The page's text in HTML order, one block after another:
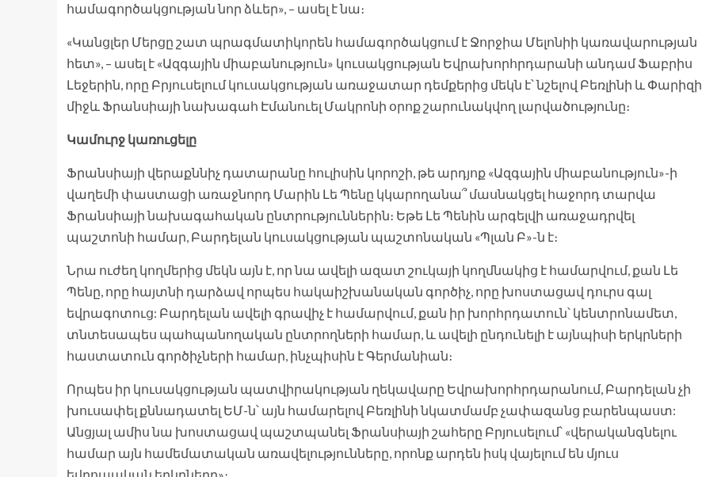
համագործակցության նոր ձևեր», – ասել է նա։
«Կանցլեր Մերցը շատ պրագմատիկորեն համագործակցում է Ջորջիա Մելոնիի կառավարության
հետ», – ասել է «Ազգային միաբանություն» կուսակցության Եվրախորհրդարանի անդամ Ֆաբրիս
Լեջերին, որը Բրյուսելում կուսակցության առաջատար դեմքերից մեկն է՝ նշելով Բեռլինի և Փարիզի
միջև Ֆրանսիայի նախագահ Էմանուել Մակրոնի օրոք շարունակվող լարվածությունը։
Կամուրջ կառուցելը
Ֆրանսիայի վերաքննիչ դատարանը հուլիսին կորոշի, թե արդյոք «Ազգային միաբանություն»-ի
վաղեմի փաստացի առաջնորդ Մարին Լե Պենը կկարողանա՞ մասնակցել հաջորդ տարվա
Ֆրանսիայի նախագահական ընտրություններին։ Եթե Լե Պենին արգելվի առաջադրվել
պաշտոնի համար, Բարդելան կուսակցության պաշտոնական «Պլան Բ»-ն է։
Նրա ուժեղ կողմերից մեկն այն է, որ նա ավելի ազատ շուկայի կողմնակից է համարվում, քան Լե
Պենը, որը հայտնի դարձավ որպես հակաիշխանական գործիչ, որը խոստացավ դուրս գալ
եվրագոտուց: Բարդելան ավելի գրավիչ է համարվում, քան իր խորհրդատուն՝ կենտրոնամետ,
տնտեսապես պահպանողական ընտրողների համար, և ավելի ընդունելի է այնպիսի երկրների
հաստատուն գործիչների համար, ինչպիսին է Գերմանիան։
Որպես իր կուսակցության պատվիրակության ղեկավարը Եվրախորհրդարանում, Բարդելան չի
խուսափել քննադատել ԵՄ-ն՝ այն համարելով Բեռլինի նկատմամբ չափազանց բարենպաստ:
Անցյալ ամիս նա խոստացավ պաշտպանել Ֆրանսիայի շահերը Բրյուսելում՝ «վերականգնելու
համար այն համեմատական ​​առավելությունները, որոնք արդեն իսկ վայելում են մյուս